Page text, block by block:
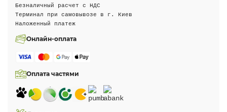
Безналичный расчет с НДС
Терминал при самовывозе в г. Киев
Наложенный платеж
Онлайн-оплата
Оплата частями